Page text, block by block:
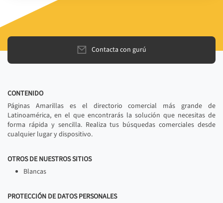
Contacta con gurú
CONTENIDO
Páginas Amarillas es el directorio comercial más grande de
Latinoamérica, en el que encontrarás la solución que necesitas de
forma rápida y sencilla. Realiza tus búsquedas comerciales desde
cualquier lugar y dispositivo.
OTROS DE NUESTROS SITIOS
Blancas
PROTECCIÓN DE DATOS PERSONALES